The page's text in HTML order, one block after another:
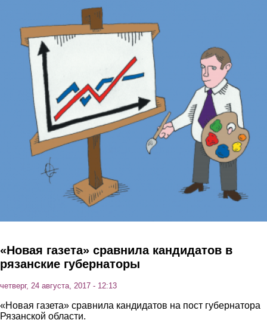
Перейти к основному содержанию
«Новая газета» сравнила кандидатов в
рязанские губернаторы
четверг, 24 августа, 2017 - 12:13
«Новая газета» сравнила кандидатов на пост губернатора
Рязанской области.